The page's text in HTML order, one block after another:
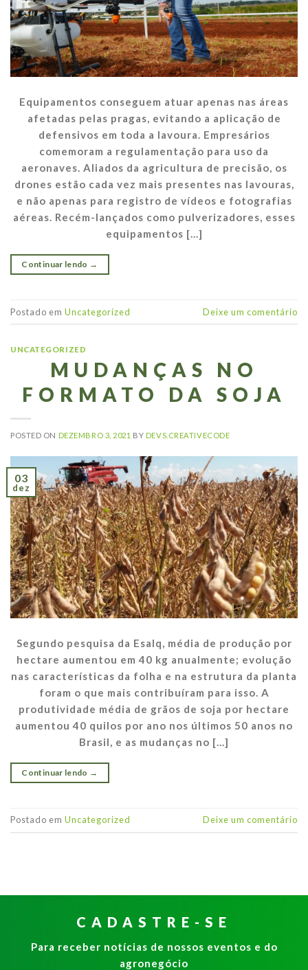
Equipamentos conseguem atuar apenas nas áreas
afetadas pelas pragas, evitando a aplicação de
defensivos em toda a lavoura. Empresários
comemoram a regulamentação para uso da
aeronaves. Aliados da agricultura de precisão, os
drones estão cada vez mais presentes nas lavouras,
e não apenas para registro de vídeos e fotografias
aéreas. Recém-lançados como pulverizadores, esses
equipamentos […]
Continuar lendo →
Postado em Uncategorized Deixe um comentário
UNCATEGORIZED
MUDANÇAS NO
FORMATO DA SOJA
POSTED ON DEZEMBRO 3, 2021 BY DEVS.CREATIVECODE
03
dez
Segundo pesquisa da Esalq, média de produção por
hectare aumentou em 40 kg anualmente; evolução
nas características da folha e na estrutura da planta
foram o que mais contribuíram para isso. A
produtividade média de grãos de soja por hectare
aumentou 40 quilos por ano nos últimos 50 anos no
Brasil, e as mudanças no […]
Continuar lendo →
Postado em Uncategorized Deixe um comentário
CADASTRE-SE
Para receber notícias de nossos eventos e do
agronegócio